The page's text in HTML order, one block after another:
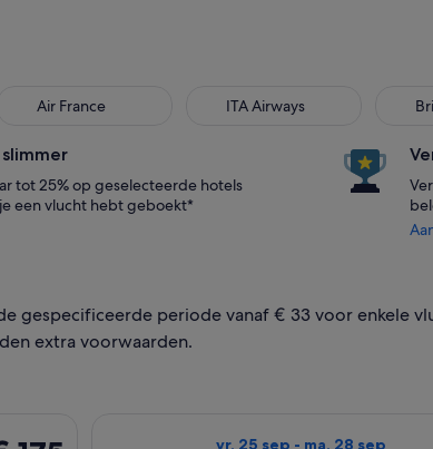
Air France
Air France ITA Airways
ITA Airways British
tot 25% op geselecteerde hotels
een vlucht hebt geboekt*
gespecificeerde periode vanaf € 33 voor enkele
extra voorwaarden.
vr. 25 sep - ma. 28 sep